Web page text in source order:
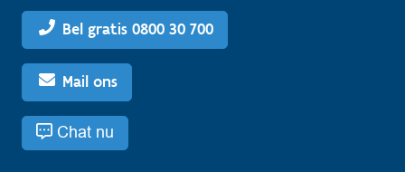
Bel gratis 0800 30 700
Mail ons
Chat nu